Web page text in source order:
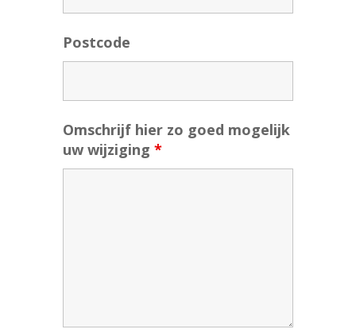
Postcode
Omschrijf hier zo goed mogelijk
uw wijziging *